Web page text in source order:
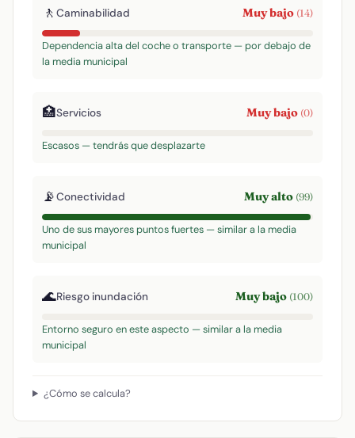
🚶 Caminabilidad Muy bajo (14)
Dependencia alta del coche o transporte — por debajo de
la media municipal
🏥Servicios Muy bajo (0)
Escasos — tendrás que desplazarte
📡Conectividad Muy alto (99)
Uno de sus mayores puntos fuertes — similar a la media
municipal
🌊Riesgo inundación Muy bajo (100)
Entorno seguro en este aspecto — similar a la media
municipal
¿Cómo se calcula?